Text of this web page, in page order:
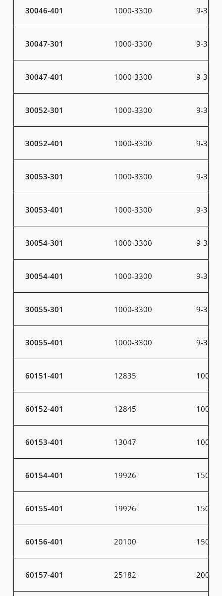
30046-401 1000-3300 9-31
30047-301 1000-3300 9-31
30047-401 1000-3300 9-31
30052-301 1000-3300 9-31
30052-401 1000-3300 9-31
30053-301 1000-3300 9-31
30053-401 1000-3300 9-31
30054-301 1000-3300 9-31
30054-401 1000-3300 9-31
30055-301 1000-3300 9-31
30055-401 1000-3300 9-31
60151-401 12835 100
60152-401 12845 100
60153-401 13047 100
60154-401 19926 150
60155-401 19926 150
60156-401 20100 150
60157-401 25182 200